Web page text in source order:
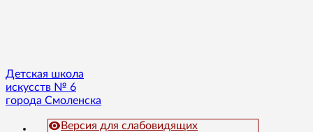
Детская школа
искусств № 6
города Смоленска
Версия для слабовидящих